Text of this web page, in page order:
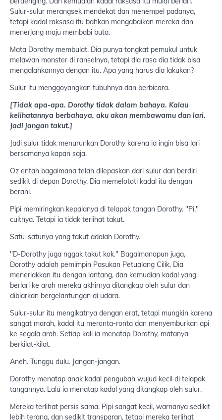
Sulur-sulur merangsek mendekat dan menempel padanya,
tetapi kadal raksasa itu bahkan mengabaikan mereka dan
menerjang maju membabi buta.
Mata Dorothy membulat. Dia punya tongkat pemukul untuk
melawan monster di ranselnya, tetapi dia rasa dia tidak bisa
mengalahkannya dengan itu. Apa yang harus dia lakukan?
Sulur itu menggoyangkan tubuhnya dan berbicara.
[Tidak apa-apa. Dorothy tidak dalam bahaya. Kalau
kelihatannya berbahaya, aku akan membawamu dan lari.
Jadi jangan takut.]
Jadi sulur tidak menurunkan Dorothy karena ia ingin bisa lari
bersamanya kapan saja.
Oz entah bagaimana telah dilepaskan dari sulur dan berdiri
sedikit di depan Dorothy. Dia memelototi kadal itu dengan
berani.
Pipi memiringkan kepalanya di telapak tangan Dorothy. "Pi,"
cuitnya. Tetapi ia tidak terlihat takut.
Satu-satunya yang takut adalah Dorothy.
"D-Dorothy juga nggak takut kok." Bagaimanapun juga,
Dorothy adalah pemimpin Pasukan Petualang Cilik. Dia
meneriakkan itu dengan lantang, dan kemudian kadal yang
berlari ke arah mereka akhirnya ditangkap oleh sulur dan
dibiarkan bergelantungan di udara.
Sulur-sulur itu mengikatnya dengan erat, tetapi mungkin karena
sangat marah, kadal itu meronta-ronta dan menyemburkan api
ke segala arah. Setiap kali ia menatap Dorothy, matanya
berkilat-kilat.
Aneh. Tunggu dulu. Jangan-jangan.
Dorothy menatap anak kadal pengubah wujud kecil di telapak
tangannya. Lalu ia menatap kadal yang ditangkap oleh sulur.
Mereka terlihat persis sama. Pipi sangat kecil, warnanya sedikit
lebih terang, dan sedikit transparan, tetapi mereka terlihat